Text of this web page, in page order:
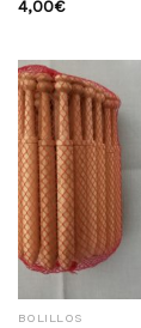
4,00€
BOLILLOS